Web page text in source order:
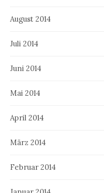
August 2014
Juli 2014
Juni 2014
Mai 2014
April 2014
März 2014
Februar 2014